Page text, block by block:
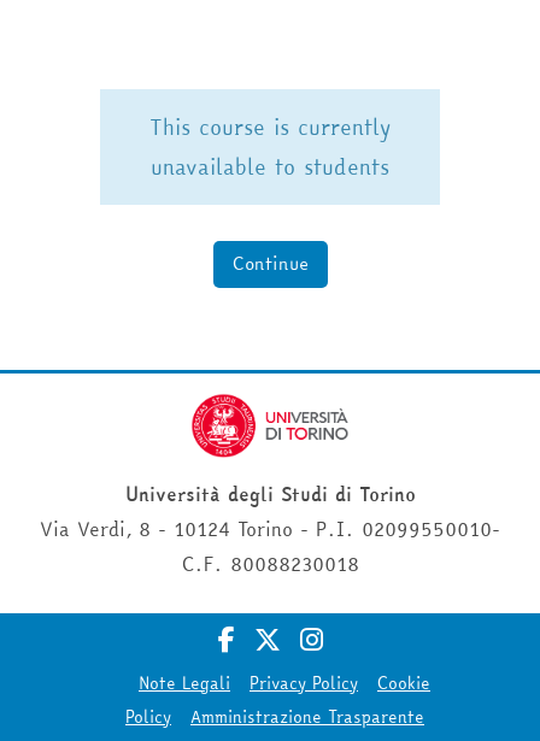
This course is currently
unavailable to students
Continue
Università degli Studi di Torino
Via Verdi, 8 - 10124 Torino - P.I. 02099550010-
C.F. 80088230018
Note Legali Privacy Policy
Cookie
Policy
Amministrazione Trasparente